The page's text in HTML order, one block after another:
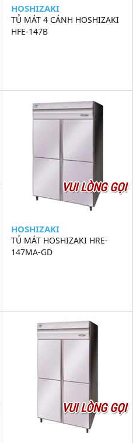
HOSHIZAKI
TỦ MÁT 4 CÁNH HOSHIZAKI
HFE-147B
VUI LÒNG GỌI
HOSHIZAKI
TỦ MÁT HOSHIZAKI HRE-
147MA-GD
VUI LÒNG GỌI